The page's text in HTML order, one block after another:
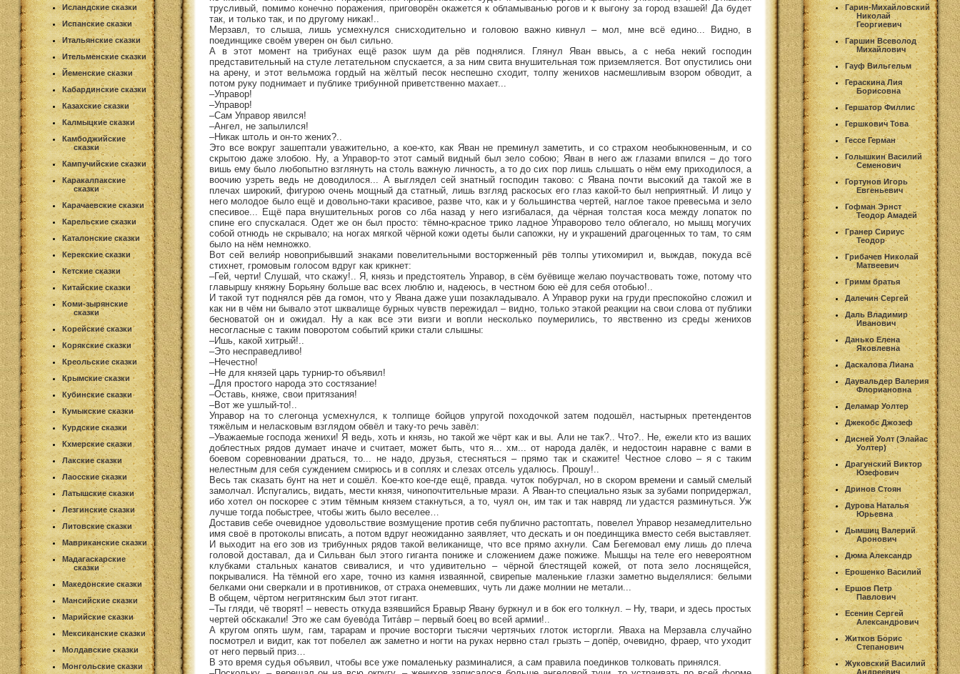
Исландские сказки
Испанские сказки
Итальянские сказки
Ительменские сказки
Йеменские сказки
Кабардинские сказки
Казахские сказки
Калмыцкие сказки
Камбоджийские
сказки
Кампучийские сказки
Каракалпакские
сказки
Карачаевские сказки
Карельские сказки
Каталонские сказки
Керекские сказки
Кетские сказки
Китайские сказки
Коми-зырянские
сказки
Корейские сказки
Корякские сказки
Креольские сказки
Крымские сказки
Кубинские сказки
Кумыкские сказки
Курдские сказки
Кхмерские сказки
Лакские сказки
Лаосские сказки
Латышские сказки
Лезгинские сказки
Литовские сказки
Мавриканские сказки
Мадагаскарские
сказки
Македонские сказки
Мансийские сказки
Марийские сказки
Мексиканские сказки
Молдавские сказки
Монгольские сказки
трусливый, помимо конечно поражения, приговорён окажется к обламыванью рогов и к выгону за город взашей! Да будет
так, и только так, и по другому никак!..
Мерзавл, то слыша, лишь усмехнулся снисходительно и головою важно кивнул – мол, мне всё едино... Видно, в
поединщике своём уверен он был сильно.
А в этот момент на трибунах ещё разок шум да рёв поднялися. Глянул Яван ввысь, а с неба некий господин
представительный на стуле летательном спускается, а за ним свита внушительная тож приземляется. Вот опустились они
на арену, и этот вельможа гордый на жёлтый песок неспешно сходит, толпу женихов насмешливым взором обводит, а
потом руку поднимает и публике трибунной приветственно махает...
–Управор!
–Управор!
–Сам Управор явился!
–Ангел, не запылился!
–Никак штоль и он-то жених?..
Это все вокруг зашептали уважительно, а кое-кто, как Яван не преминул заметить, и со страхом необыкновенным, и со
скрытою даже злобою. Ну, а Управор-то этот самый видный был зело собою; Яван в него аж глазами впился – до того
вишь ему было любопытно взглянуть на столь важную личность, а то до сих пор лишь слышать о нём ему приходилося, а
воочию узреть ведь не доводилося... А выглядел сей знатный господин таково: с Явана почти высокий да такой же в
плечах широкий, фигурою очень мощный да статный, лишь взгляд раскосых его глаз какой-то был неприятный. И лицо у
него молодое было ещё и довольно-таки красивое, разве что, как и у большинства чертей, наглое такое превесьма и зело
спесивое... Ещё пара внушительных рогов со лба назад у него изгибалася, да чёрная толстая коса между лопаток по
спине его спускалася. Одет же он был просто: тёмно-красное трико ладное Управорово тело облегало, но мышц могучих
собой отнюдь не скрывало; на ногах мягкой чёрной кожи одеты были сапожки, ну и украшений драгоценных то там, то сям
было на нём немножко.
Вот сей велия́р новоприбывший знаками повелительными восторженный рёв толпы утихомирил и, выждав, покуда всё
стихнет, громовым голосом вдруг как крикнет:
–Гей, черти! Слушай, что скажу!.. Я, князь и предстоятель Управор, в сём буёвище желаю поучаствовать тоже, потому что
главыршу княжну Борьяну больше вас всех люблю и, надеюсь, в честном бою её для себя отобью!..
И такой тут поднялся рёв да гомон, что у Явана даже уши позакладывало. А Управор руки на груди преспокойно сложил и
как ни в чём ни бывало этот шквалище бурных чувств пережидал – видно, только этакой реакции на свои слова от публики
бесноватой он и ожидал. Ну а как все эти визги и вопли несколько поумерились, то явственно из среды женихов
несогласные с таким поворотом событий крики стали слышны:
–Ишь, какой хитрый!..
–Это несправедливо!
–Нечестно!
–Не для князей царь турнир-то объявил!
–Для простого народа это состязание!
–Оставь, княже, свои притязания!
–Вот же ушлый-то!..
Управор на то слегонца усмехнулся, к толпище бойцов упругой походочкой затем подошёл, настырных претендентов
тяжёлым и неласковым взглядом обвёл и таку-то речь завёл:
–Уважаемые господа женихи! Я ведь, хоть и князь, но такой же чёрт как и вы. Али не так?.. Что?.. Не, ежели кто из ваших
доблестных рядов думает иначе и считает, может быть, что я... хм... от народа далёк, и недостоин наравне с вами в
боевом соревновании драться, то... не надо, друзья, стесняться – прямо так и скажите! Честное слово – я с таким
нелестным для себя суждением смирюсь и в соплях и слезах отсель удалюсь. Прошу!..
Весь так сказать бунт на нет и сошёл. Кое-кто кое-где ещё, правда. чуток побурчал, но в скором времени и самый смелый
замолчал. Испугались, видать, мести князя, чинопочтительные мрази. А Яван-то специально язык за зубами попридержал,
ибо хотел он поскорее с этим тёмным князем стакнуться, а то, чуял он, им так и так навряд ли удастся разминуться. Уж
лучше тогда побыстрее, чтобы жить было веселее…
Доставив себе очевидное удовольствие возмущение против себя публично растоптать, повелел Управор незамедлительно
имя своё в протоколы вписать, а потом вдруг неожиданно заявляет, что дескать и он поединщика вместо себя выставляет.
И выходит на его зов из трибунных рядов такой великанище, что все прямо ахнули. Сам Бегемовал ему лишь до плеча
головой доставал, да и Сильван был этого гиганта пониже и сложением даже пожиже. Мышцы на теле его невероятном
клубками стальных канатов свивалися, и что удивительно – чёрной блестящей кожей, от пота зело лоснящейся,
покрывалися. На тёмной его харе, точно из камня изваянной, свирепые маленькие глазки заметно выделялися: белыми
белками они сверкали и в противников, от страха онемевших, чуть ли даже молнии не метали...
В общем, чёртом негритянским был этот гигант.
–Ты гляди, чё творят! – невесть откуда взявшийся Бравыр Явану буркнул и в бок его толкнул. – Ну, твари, и здесь простых
чертей обскакали! Это же сам буево́да Тита́вр – первый боец во всей армии!..
А кругом опять шум, гам, тарарам и прочие восторги тысячи чертячьих глоток исторгли. Яваха на Мерзавла случайно
посмотрел и видит, как тот побелел аж заметно и ногти на руках нервно стал грызть – допёр, очевидно, фраер, что уходит
от него первый приз…
В это время судья объявил, чтобы все уже помаленьку разминалися, а сам правила поединков толковать принялся.
Гарин-Михайловский
Николай
Георгиевич
Гаршин Всеволод
Михайлович
Гауф Вильгельм
Гераскина Лия
Борисовна
Гершатор Филлис
Гершкович Това
Гессе Герман
Голышкин Василий
Семенович
Гортунов Игорь
Евгеньевич
Гофман Эрнст
Теодор Амадей
Гранер Сириус
Теодор
Грибачев Николай
Матвеевич
Гримм братья
Далечин Сергей
Даль Владимир
Иванович
Данько Елена
Яковлевна
Даскалова Лиана
Даувальдер Валерия
Флориановна
Деламар Уолтер
Джекобс Джозеф
Дисней Уолт (Элайас
Уолтер)
Драгунский Виктор
Юзефович
Дринов Стоян
Дурова Наталья
Юрьевна
Дымшиц Валерий
Аронович
Дюма Александр
Ерошенко Василий
Ершов Петр
Павлович
Есенин Сергей
Александрович
Житков Борис
Степанович
Жуковский Василий
Андреевич